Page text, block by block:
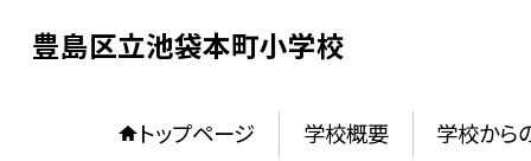
豊島区立池袋本町小学校
トップページ 学校概要 学校から